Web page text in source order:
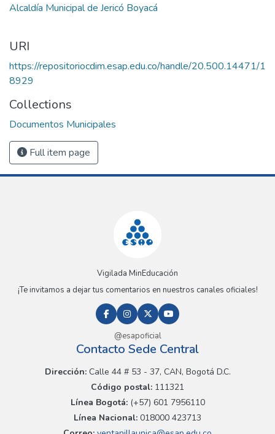
Alcaldía Municipal de Jericó Boyacá
URI
https://repositoriocdim.esap.edu.co/handle/20.500.14471/1
8929
Collections
Documentos Municipales
Full item page
Vigilada MinEducación
¡Te invitamos a dejar tus comentarios en nuestros canales oficiales!
@esapoficial
Contacto Sede Central
Dirección:Calle 44 # 53 - 37, CAN, Bogotá D.C.
Código postal: 111321
Línea Bogotá:(+57) 601 7956110
Línea Nacional: 018000 423713